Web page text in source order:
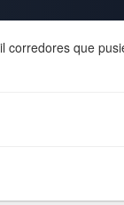
corredores que